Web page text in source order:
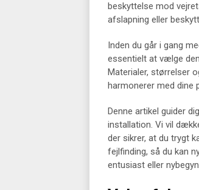
beskyttelse mod
afslapning eller
Inden du går i gang
essentielt at vælge
Materialer, størrelser
harmonerer med dine
Denne artikel guider
installation. Vi vil
der sikrer, at du trygt
fejlfinding, så du kan
entusiast eller